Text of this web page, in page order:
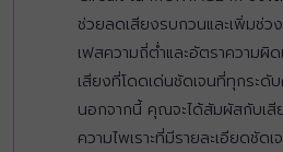
ช่วยลดเสียงรบกวนและเพิ่มช่ว
เฟสความถี่ต่ำและอัตราความผิ
เสียงที่โดดเด่นชัดเจนที่ทุกระดั
นอกจากนี้ คุณจะได้สัมผัสกับเสี
ความไพเราะที่มีรายละเอียดชัด